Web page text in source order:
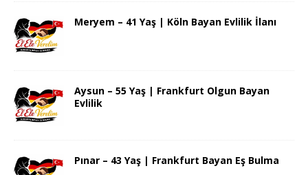
Meryem – 41 Yaş | Köln Bayan Evlilik İlanı
Aysun – 55 Yaş | Frankfurt Olgun Bayan
Evlilik
Pınar – 43 Yaş | Frankfurt Bayan Eş Bulma